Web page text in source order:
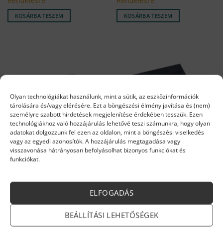
Olyan technológiákat használunk, mint a sütik, az eszközinformációk
tárolására és/vagy elérésére. Ezt a böngészési élmény javítása és (nem)
személyre szabott hirdetések megjelenítése érdekében tesszük. Ezen
technológiákhoz való hozzájárulás lehetővé teszi számunkra, hogy olyan
adatokat dolgozzunk fel ezen az oldalon, mint a böngészési viselkedés
vagy az egyedi azonosítók. A hozzájárulás megtagadása vagy
visszavonása hátrányosan befolyásolhat bizonyos funkciókat és
funkciókat.
ELFOGADÁS
BEÁLLÍTÁSI LEHETŐSÉGEK
KOSÁRBA TESZEM KOSÁRBA TESZEM
KÉSZÜLÉK ALKATRÉSZEK
Viessmann Vitopend 100
Rendelésre
KÉSZÜLÉK ALKATRÉSZEK
Viessmann Tüzelésvezérlő
Rendelésre
KOSÁRBA TESZEM